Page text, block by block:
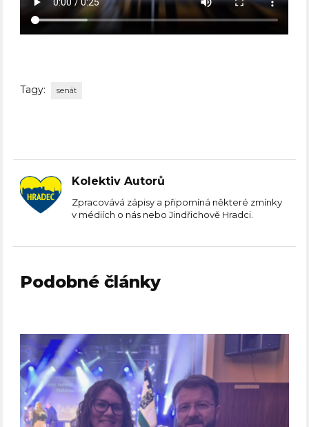
Tagy: senát
Kolektiv Autorů
Zpracovává zápisy a připomíná některé zmínky
v médiích o nás nebo Jindřichově Hradci.
Podobné články